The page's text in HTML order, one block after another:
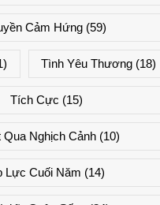
Cảm Hứng (59)
Tình Yêu Thương(18)
Tích Cực (15)
Nghịch Cảnh(10)
Lực Cuối Năm (14)